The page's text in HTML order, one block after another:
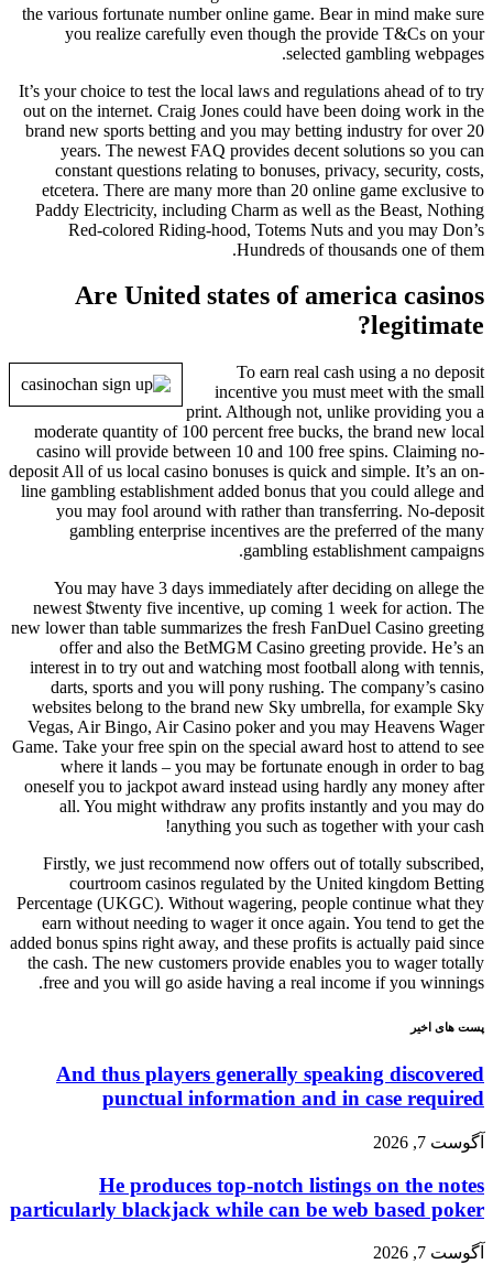
the various fortunate number online game. Bear in mind make sure
you realize carefully even though the provide T&Cs on your
selected gambling webpages.
It’s your choice to test the local laws and regulations ahead of to try
out on the internet. Craig Jones could have been doing work in the
brand new sports betting and you may betting industry for over 20
years. The newest FAQ provides decent solutions so you can
constant questions relating to bonuses, privacy, security, costs,
etcetera. There are many more than 20 online game exclusive to
Paddy Electricity, including Charm as well as the Beast, Nothing
Red-colored Riding-hood, Totems Nuts and you may Don’s
Hundreds of thousands one of them.
Are United states of america casinos
legitimate?
To earn real cash using a no deposit
incentive you must meet with the small
print. Although not, unlike providing you a
moderate quantity of 100 percent free bucks, the brand new local
casino will provide between 10 and 100 free spins. Claiming no-
deposit All of us local casino bonuses is quick and simple. It’s an on-
line gambling establishment added bonus that you could allege and
you may fool around with rather than transferring. No-deposit
gambling enterprise incentives are the preferred of the many
gambling establishment campaigns.
You may have 3 days immediately after deciding on allege the
newest $twenty five incentive, up coming 1 week for action. The
new lower than table summarizes the fresh FanDuel Casino greeting
offer and also the BetMGM Casino greeting provide. He’s an
interest in to try out and watching most football along with tennis,
darts, sports and you will pony rushing. The company’s casino
websites belong to the brand new Sky umbrella, for example Sky
Vegas, Air Bingo, Air Casino poker and you may Heavens Wager
Game. Take your free spin on the special award host to attend to see
where it lands – you may be fortunate enough in order to bag
oneself you to jackpot award instead using hardly any money after
all. You might withdraw any profits instantly and you may do
anything you such as together with your cash!
Firstly, we just recommend now offers out of totally subscribed,
courtroom casinos regulated by the United kingdom Betting
Percentage (UKGC). Without wagering, people continue what they
earn without needing to wager it once again. You tend to get the
added bonus spins right away, and these profits is actually paid since
the cash. The new customers provide enables you to wager totally
free and you will go aside having a real income if you winnings.
پست های اخیر
And thus players generally speaking discovered
punctual information and in case required
آگوست 7, 2026
He produces top-notch listings on the notes
particularly blackjack while can be web based poker
آگوست 7, 2026